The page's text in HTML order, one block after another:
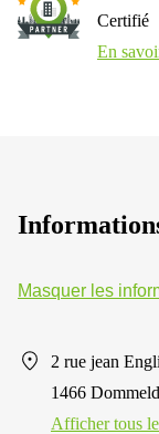
Certifié
En
Masquer les
2 rue jean
1466
Afficher tous